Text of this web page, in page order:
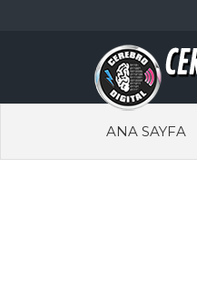
ANA SAYFA